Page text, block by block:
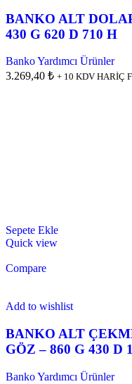
BANKO ALT
430 G 620 D 710 H
Banko Yardımcı Ürünler
3.269,40 ₺ + 10 KDV HARİÇ
Sepete Ekle
Quick view
Compare
Add to wishlist
BANKO ALT
GÖZ – 860 G 430 D
Banko Yardımcı Ürünler